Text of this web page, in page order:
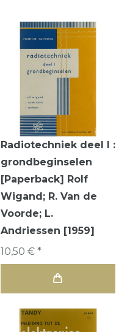
Radiotechniek deel I :
grondbeginselen
[Paperback] Rolf
Wigand; R. Van de
Voorde; L.
Andriessen [1959]
10,50 € *